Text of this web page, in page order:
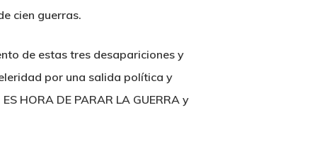
cien guerras.
de estas tres desapariciones y
por una salida política y
ES HORA DE PARAR LA GUERRA y